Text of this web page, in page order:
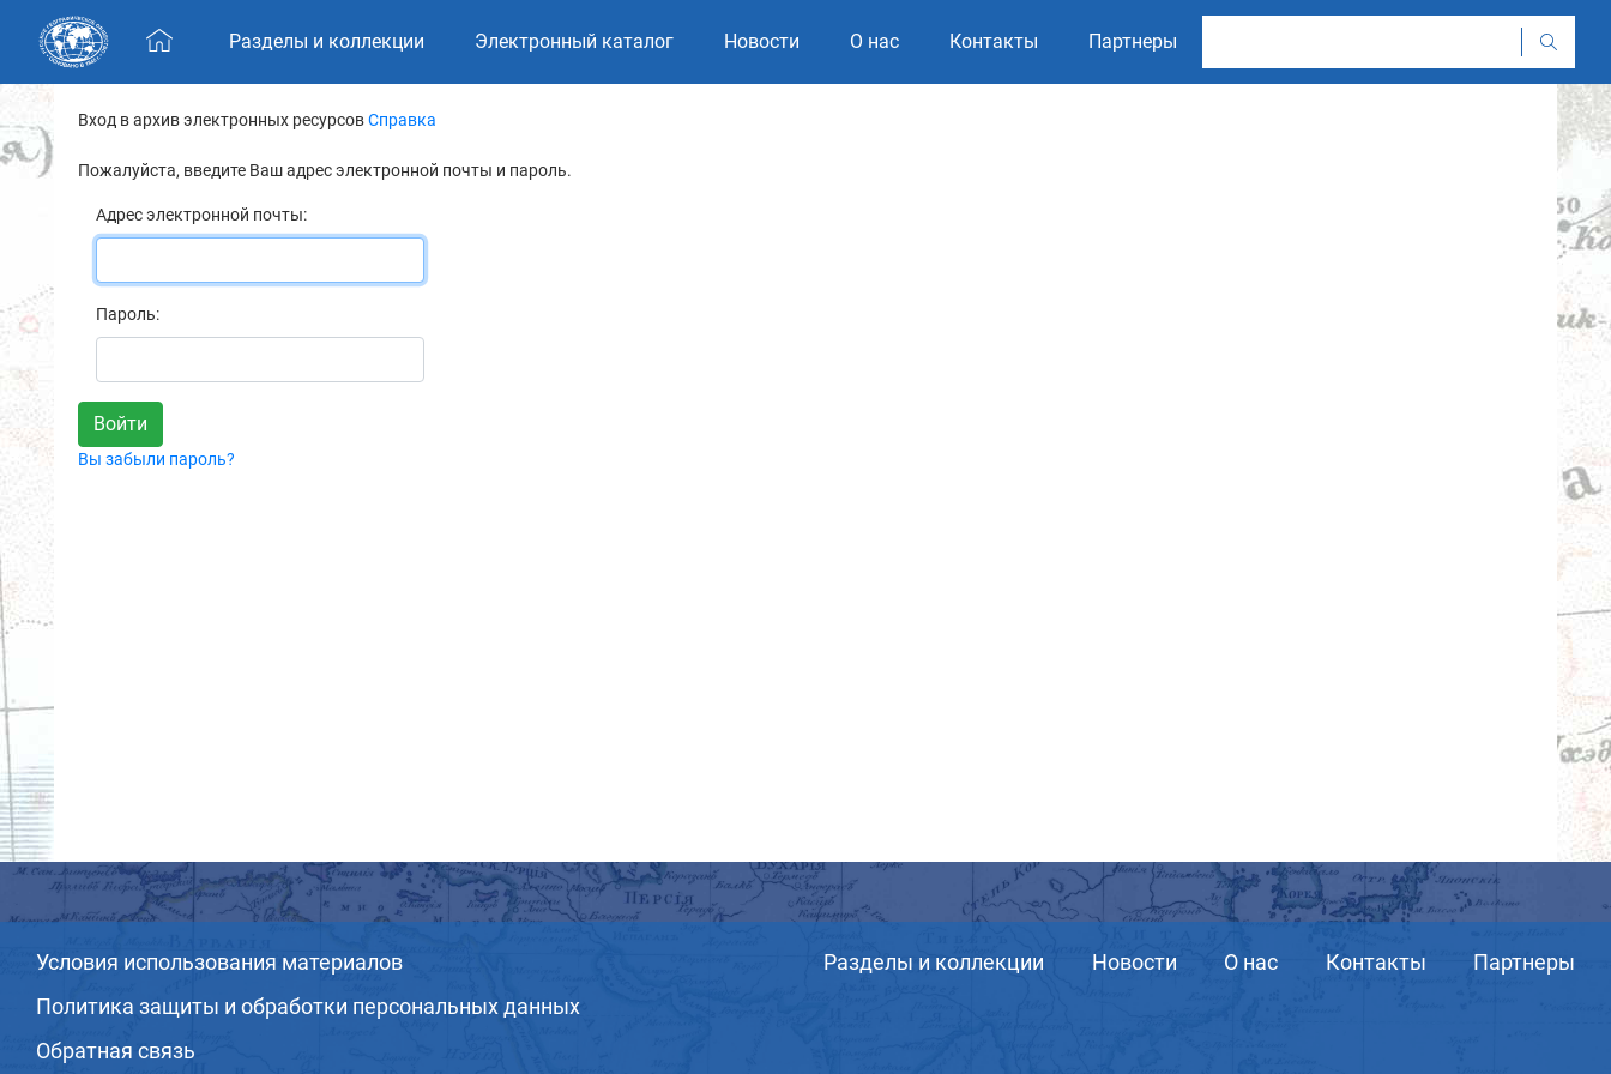
Skip navigation
Разделы и коллекции Электронный каталог Новости О нас Контакты Партнеры
Вход в архив электронных ресурсовСправка
Пожалуйста, введите Ваш адрес электронной почты и пароль.
Адрес электронной почты:
Пароль:
Вы забыли пароль?
Условия использования материалов
Политика защиты и обработки персональных данных
Обратная связь
Разделы и коллекции Новости О нас Контакты Партнеры